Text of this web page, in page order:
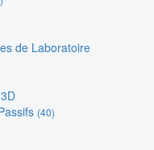
de Laboratoire
(40)